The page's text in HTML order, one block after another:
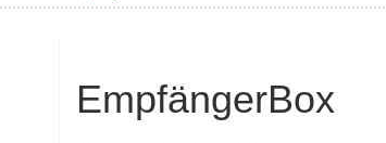
EmpfängerBox